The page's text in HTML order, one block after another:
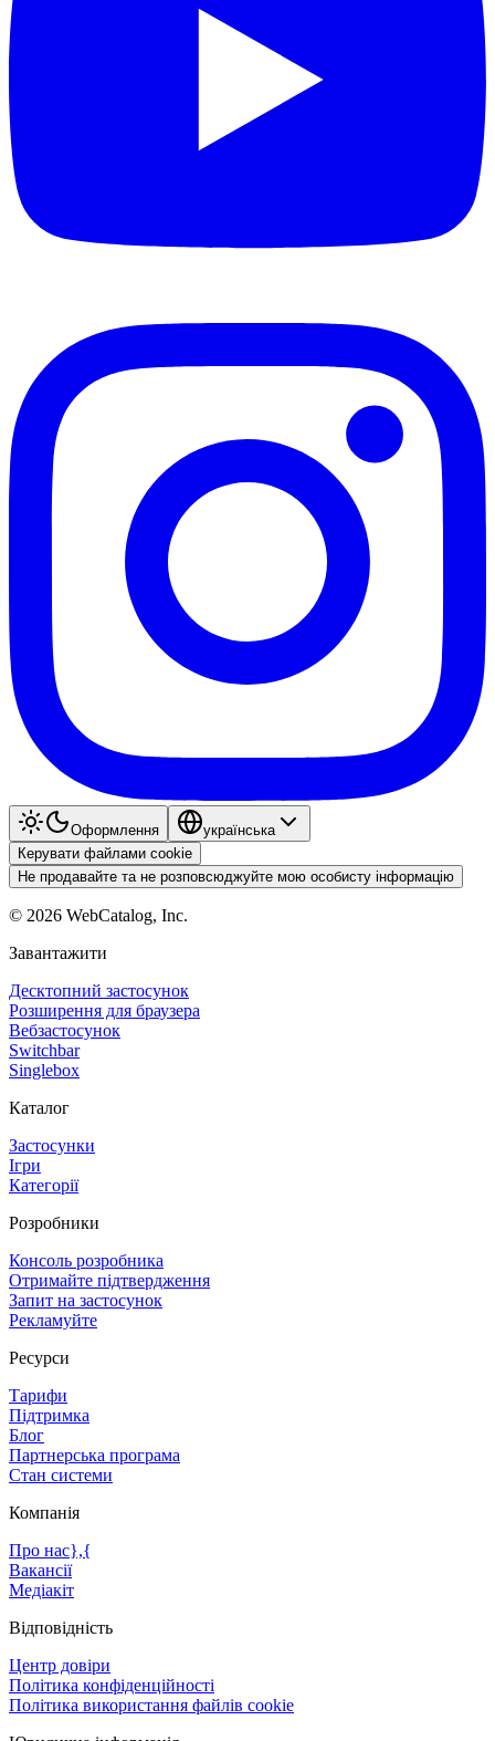
Оформлення
українська
Керувати файлами cookie
Не продавайте та не розповсюджуйте мою особисту інформацію
© 2026 WebCatalog, Inc.
Завантажити
Десктопний застосунок
Розширення для браузера
Вебзастосунок
Switchbar
Singlebox
Каталог
Застосунки
Ігри
Категорії
Розробники
Консоль розробника
Отримайте підтвердження
Запит на застосунок
Рекламуйте
Ресурси
Тарифи
Підтримка
Блог
Партнерська програма
Стан системи
Компанія
Про нас},{
Вакансії
Медіакіт
Відповідність
Центр довіри
Політика конфіденційності
Політика використання файлів cookie